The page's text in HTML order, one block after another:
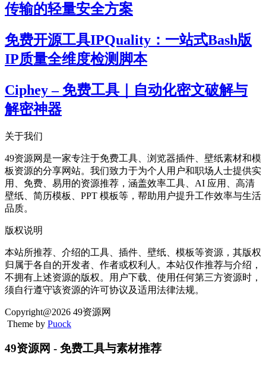
传输的轻量安全方案
免费开源工具IPQuality：一站式Bash版
IP质量全维度检测脚本
Ciphey – 免费工具｜自动化密文破解与
解密神器
关于我们
49资源网是一家专注于免费工具、浏览器插件、壁纸素材和模
板资源的分享网站。我们致力于为个人用户和职场人士提供实
用、免费、易用的资源推荐，涵盖效率工具、AI 应用、高清
壁纸、简历模板、PPT 模板等，帮助用户提升工作效率与生活
品质。
版权说明
本站所推荐、介绍的工具、插件、壁纸、模板等资源，其版权
归属于各自的开发者、作者或权利人。本站仅作推荐与介绍，
不拥有上述资源的版权。用户下载、使用任何第三方资源时，
须自行遵守该资源的许可协议及适用法律法规。
Copyright@2026 49资源网
Theme by Puock
49资源网 - 免费工具与素材推荐